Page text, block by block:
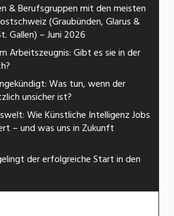
& Berufsgruppen mit den meisten
(Graubünden, Glarus &
Gallen) – Juni 2026
Arbeitszeugnis: Gibt es sie in der
Was tun, wenn der
unsicher ist?
Wie Künstliche Intelligenz Jobs
– und was uns in Zukunft
der erfolgreiche Start in den